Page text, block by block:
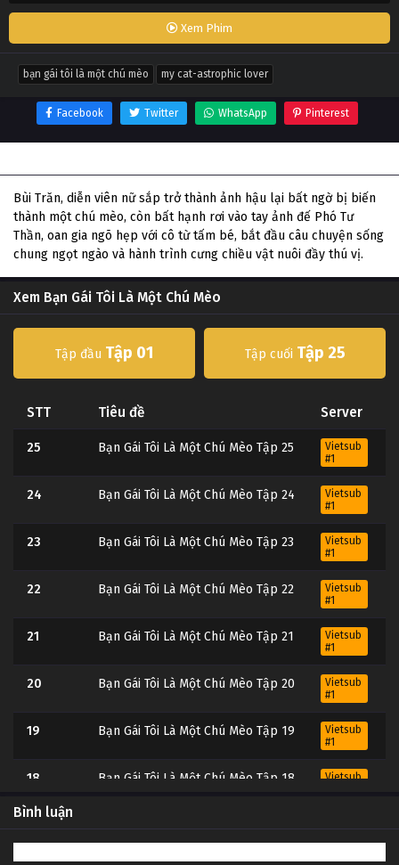
Xem Phim
bạn gái tôi là một chú mèo my cat-astrophic lover
Facebook Twitter WhatsApp Pinterest
Bùi Trăn, diễn viên nữ sắp trở thành ảnh hậu lại bất ngờ bị biến
thành một chú mèo, còn bất hạnh rơi vào tay ảnh đế Phó Tư
Thần, oan gia ngõ hẹp với cô từ tấm bé, bắt đầu câu chuyện sống
chung ngọt ngào và hành trình cưng chiều vật nuôi đầy thú vị.
Xem Bạn Gái Tôi Là Một Chú Mèo
Tập đầu Tập 01 Tập cuối Tập 25
STT Tiêu đề Server
25 Bạn Gái Tôi Là Một Chú Mèo Tập 25
Vietsub
#1
24 Bạn Gái Tôi Là Một Chú Mèo Tập 24
Vietsub
#1
23 Bạn Gái Tôi Là Một Chú Mèo Tập 23
Vietsub
#1
22 Bạn Gái Tôi Là Một Chú Mèo Tập 22
Vietsub
#1
21 Bạn Gái Tôi Là Một Chú Mèo Tập 21
Vietsub
#1
20 Bạn Gái Tôi Là Một Chú Mèo Tập 20
Vietsub
#1
19 Bạn Gái Tôi Là Một Chú Mèo Tập 19
Vietsub
#1
18 Bạn Gái Tôi Là Một Chú Mèo Tập 18
Vietsub
17 Bạn Gái Tôi Là Một Chú Mèo Tập 17
Bình luận